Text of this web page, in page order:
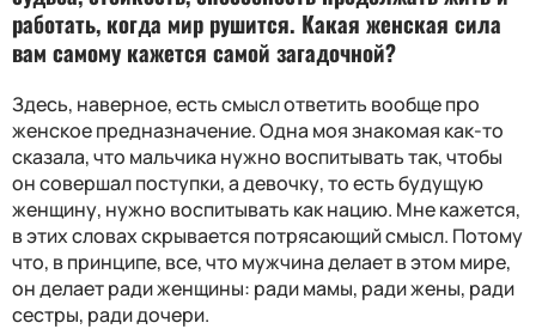
работать, когда мир рушится. Какая женская сила
вам самому кажется самой загадочной?
Здесь, наверное, есть смысл ответить вообще про
женское предназначение. Одна моя знакомая как-то
сказала, что мальчика нужно воспитывать так, чтобы
он совершал поступки, а девочку, то есть будущую
женщину, нужно воспитывать как нацию. Мне кажется,
в этих словах скрывается потрясающий смысл. Потому
что, в принципе, все, что мужчина делает в этом мире,
он делает ради женщины: ради мамы, ради жены, ради
сестры, ради дочери.